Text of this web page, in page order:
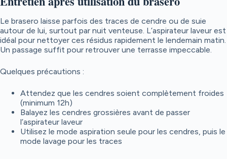
Le brasero laisse parfois des traces de cendre ou de suie
autour de lui, surtout par nuit venteuse. L’aspirateur laveur est
idéal pour nettoyer ces résidus rapidement le lendemain matin.
Un passage suffit pour retrouver une terrasse impeccable.
Quelques précautions :
Attendez que les cendres soient complètement froides
(minimum 12h)
Balayez les cendres grossières avant de passer
l’aspirateur laveur
Utilisez le mode aspiration seule pour les cendres, puis le
mode lavage pour les traces